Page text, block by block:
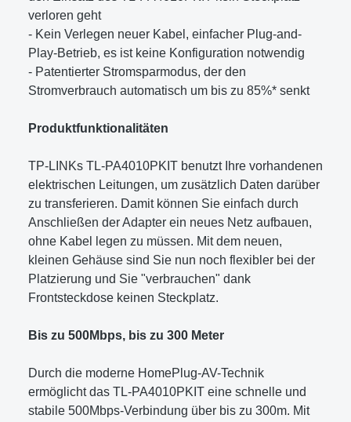
verloren geht
- Kein Verlegen neuer Kabel, einfacher Plug-and-
Play-Betrieb, es ist keine Konfiguration notwendig
- Patentierter Stromsparmodus, der den
Stromverbrauch automatisch um bis zu 85%* senkt
Produktfunktionalitäten
TP-LINKs TL-PA4010PKIT benutzt Ihre vorhandenen
elektrischen Leitungen, um zusätzlich Daten darüber
zu transferieren. Damit können Sie einfach durch
Anschließen der Adapter ein neues Netz aufbauen,
ohne Kabel legen zu müssen. Mit dem neuen,
kleinen Gehäuse sind Sie nun noch flexibler bei der
Platzierung und Sie "verbrauchen" dank
Frontsteckdose keinen Steckplatz.
Bis zu 500Mbps, bis zu 300 Meter
Durch die moderne HomePlug-AV-Technik
ermöglicht das TL-PA4010PKIT eine schnelle und
stabile 500Mbps-Verbindung über bis zu 300m. Mit